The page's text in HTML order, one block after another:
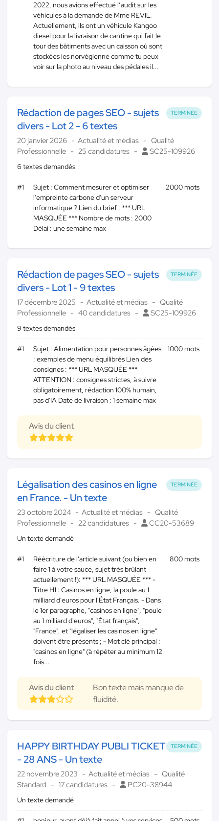
2022, nous avions effectué l’audit sur les
véhicules à la demande de Mme REVIL.
Actuellement, ils ont un véhicule Kangoo
diesel pour la livraison de cantine qui fait le
tour des bâtiments avec un caisson où sont
stockées les norvégienne comme tu peux
voir sur la photo au niveau des pédales il...
TERMINÉE
Rédaction de pages SEO - sujets
divers - Lot 2 - 6 textes
20 janvier 2026 Actualité et médias
Qualité
Professionnelle
25 candidatures SC25-109926
6 textes demandés
#1
Sujet : Comment mesurer et optimiser
l'empreinte carbone d'un serveur
informatique ? Lien du brief : *** URL
MASQUÉE *** Nombre de mots : 2000
Délai : une semaine max
2000 mots
TERMINÉE
Rédaction de pages SEO - sujets
divers - Lot 1 - 9 textes
17 décembre 2025 Actualité et médias
Qualité
Professionnelle
40 candidatures SC25-109926
9 textes demandés
#1
Sujet : Alimentation pour personnes âgées
: exemples de menu équilibrés Lien des
consignes : *** URL MASQUÉE ***
ATTENTION : consignes strictes, à suivre
obligatoirement, rédaction 100% humain,
pas d'IA Date de livraison : 1 semaine max
1000 mots
Avis du client
TERMINÉE
Légalisation des casinos en ligne
en France. - Un texte
23 octobre 2024 Actualité et médias
Qualité
Professionnelle
22 candidatures CC20-53689
Un texte demandé
#1
Réécriture de l'article suivant (ou bien en
faire 1 à votre sauce, sujet très brûlant
actuellement !): *** URL MASQUÉE *** -
Titre H1 : Casinos en ligne, la poule au 1
milliard d'euros pour l'État Français. - Dans
le 1er paragraphe, "casinos en ligne", "poule
au 1 milliard d'euros", "État français",
"France", et "légaliser les casinos en ligne"
doivent être présents ; - Mot clé principal :
"casinos en ligne" (à répéter au minimum 12
fois...
800 mots
Avis du client
Bon texte mais manque de
fluidité.
TERMINÉE
HAPPY BIRTHDAY PUBLI TICKET
- 28 ANS - Un texte
22 novembre 2023 Actualité et médias
Qualité
Standard
17 candidatures PC20-38944
Un texte demandé